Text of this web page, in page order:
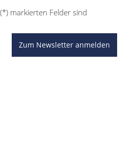
markierten Felder sind
Zum Newsletter anmelden